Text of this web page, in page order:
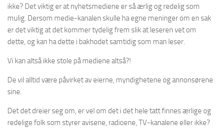
ikke? Det viktig er at nyhetsmediene er så ærlig og redelig som
mulig. Dersom medie-kanalen skulle ha egne meninger om en sak
er det viktig at det kommer tydelig frem slik at leseren vet om
dette, og kan ha dette i bakhodet samtidig som man leser.
Vi kan altså ikke stole på mediene altså?!
De vil alltid være påvirket av eierne, myndighetene og annonsørene
sine.
Det det dreier seg om, er vel om det i det hele tatt finnes ærlige og
redelige folk som styrer avisene, radioene, TV-kanalene eller ikke?